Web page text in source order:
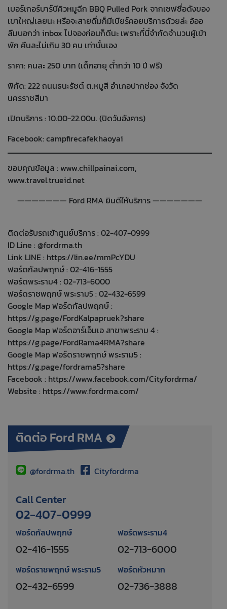
เบอร์เกอร์บาร์บีคิวหมูฉีก BBQ Pulled Pork จากเชฟชื่อดังของ
เขาใหญ่เลยนะ หรือจะสายดื่มก็มีเบียร์คอยบริการด้วยล่ะ อ้ออ
ลืมบอกว่า inbox ไปจองก่อนก็ดีนะ เพราะที่นี่จำกัดจำนวนผู้เข้า
พัก คืนละไม่เกิน 30 คน เท่านั้นเอง
ราคา: คนละ 250 บาท (เด็กอายุ ต่ำกว่า 10 ปี ฟรี)
พิกัด: 222 ถนนธนะรัชต์ ต.หมูสี อำเภอปากช่อง จังวัด
นครราชสีมา
เปิดบริการ : 10.00-22.00น. (ปิดวันอังคาร)
Facebook: campfirecafekhaoyai
ขอบคุณข้อมูล : www.chillpainai.com,
www.travel.trueid.net
——————— Ford RMA ยินดีให้บริการ ———————
ติดต่อรับรถเข้าศูนย์บริการ : 02-407-0999
ID Line : @fordrma.th
Link LINE : https://lin.ee/mmPcYDU
ฟอร์ดกัลปพฤกษ์ : 02-416-1555
ฟอร์ดพระราม4 : 02-713-6000
ฟอร์ดราชพฤกษ์ พระราม5 : 02-432-6599
Google Map ฟอร์ดกัลปพฤกษ์ :
https://g.page/FordKalpapruek?share
Google Map ฟอร์ดอาร์เอ็มเอ สาขาพระราม 4 :
https://g.page/FordRama4RMA?share
Google Map ฟอร์ดราชพฤกษ์ พระราม5 :
https://g.page/fordrama5?share
Facebook : https://www.facebook.com/Cityfordrma/
Website : https://www.fordrma.com/
ติดต่อ Ford RMA
@fordrma.th Cityfordrma
Call Center
02-407-0999
ฟอร์ดกัลปพฤกษ์
02-416-1555
ฟอร์ดพระราม4
02-713-6000
ฟอร์ดราชพฤกษ์ พระราม5
02-432-6599
ฟอร์ดหัวหมาก
02-736-3888